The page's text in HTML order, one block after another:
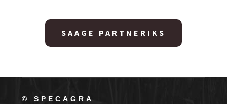
SAAGE PARTNERIKS
© SPECAGRA